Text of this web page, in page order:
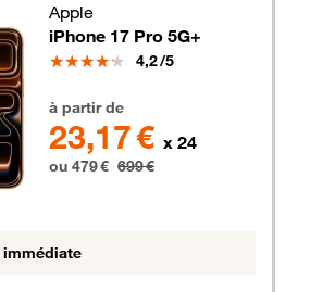
disponibles non sélectionnables
Apple
iPhone 17 Pro 5G+
Note
4,2/5
479 euros au lieu de 699 euros
à partir de
23,17 € x 24
ou 479 € 699 €
immédiate